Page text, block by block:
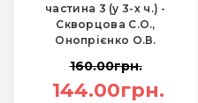
частина 3 (у 3-х ч.) -
Скворцова С.О.,
Онопрієнко О.В.
160.00грн.
144.00грн.